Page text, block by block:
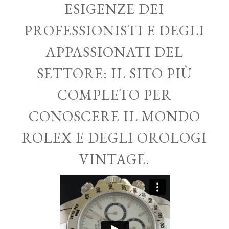
ESIGENZE DEI
PROFESSIONISTI E DEGLI
APPASSIONATI DEL
SETTORE: IL SITO PIÙ
COMPLETO PER
CONOSCERE IL MONDO
ROLEX E DEGLI OROLOGI
VINTAGE.